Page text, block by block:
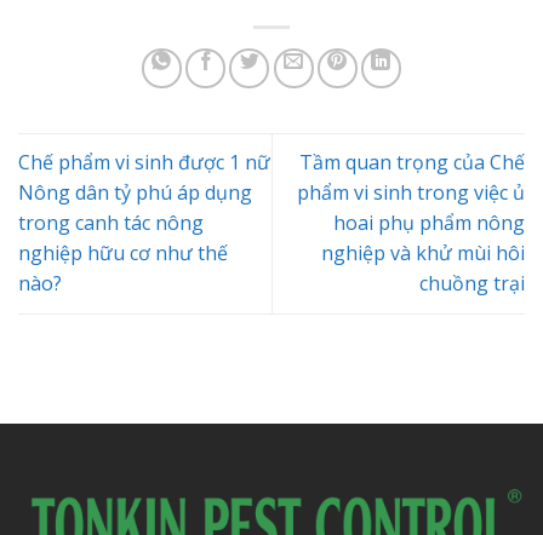
Chế phẩm vi sinh được 1 nữ
Nông dân tỷ phú áp dụng
trong canh tác nông
nghiệp hữu cơ như thế
nào?
Tầm quan trọng của Chế
phẩm vi sinh trong việc ủ
hoai phụ phẩm nông
nghiệp và khử mùi hôi
chuồng trại